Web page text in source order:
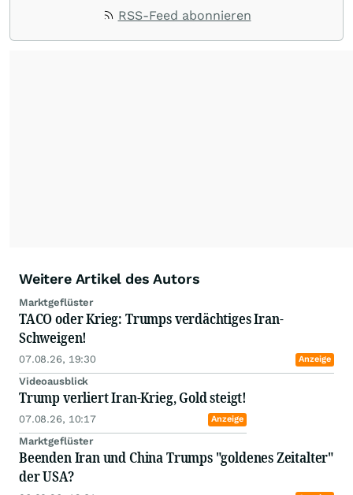
Konditionen zu handeln. Darüber hinaus
RSS-Feed abonnieren
Weitere Artikel des Autors
Marktgeflüster
TACO oder Krieg: Trumps verdächtiges Iran-
Schweigen!
07.08.26, 19:30 Anzeige
Videoausblick
Trump verliert Iran-Krieg, Gold steigt!
07.08.26, 10:17 Anzeige
Marktgeflüster
Beenden Iran und China Trumps "goldenes Zeitalter"
der USA?